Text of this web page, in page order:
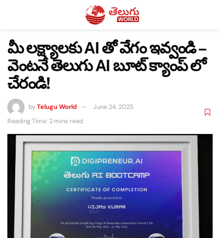
మీ లక్ష్యాలకు AI తో వేగం ఇవ్వండి –
వెంటనే తెలుగు AI బూట్ క్యాంప్ లో
చేరండి!
byTelugu World
June 24, 2025
Reading Time: 2 mins read